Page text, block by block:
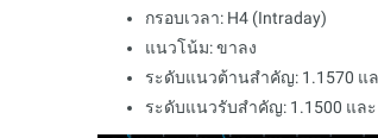
กรอบเวลา: H4 (Intraday)
แนวโน้ม: ขาลง
ระดับแนวต้านสำคัญ: 1.1570 แ
ระดับแนวรับสำคัญ: 1.1500 และ